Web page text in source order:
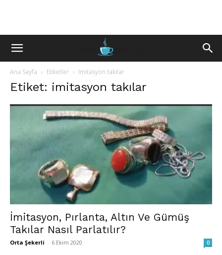
Ana Sayfa Etiketler Imitasyon takılar
Etiket: imitasyon takılar
İmitasyon, Pırlanta, Altın Ve Gümüş
Takılar Nasıl Parlatılır?
Orta Şekerli - 6 Ekim 2020 0